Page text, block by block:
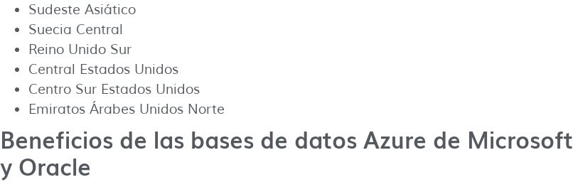
Sudeste Asiático
Suecia Central
Reino Unido Sur
Central Estados Unidos
Centro Sur Estados Unidos
Emiratos Árabes Unidos Norte
Beneficios de las bases de datos Azure de Microsoft
y Oracle